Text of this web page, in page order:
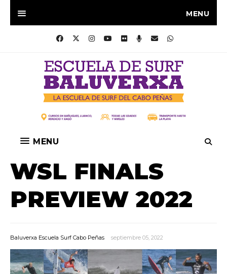
MENU
MENU
WSL FINALS
PREVIEW 2022
Baluverxa Escuela Surf Cabo Peñas septiembre 05, 2022